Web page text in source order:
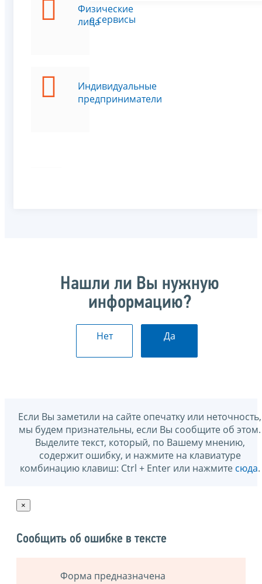
Физические
лица
Индивидуальные
предприниматели
Все сервисы
Нашли ли Вы нужную
информацию?
Нет Да
Если Вы заметили на сайте опечатку или неточность,
мы будем признательны, если Вы сообщите об этом.
Выделите текст, который, по Вашему мнению,
содержит ошибку, и нажмите на клавиатуре
комбинацию клавиш: Ctrl + Enter или нажмите сюда.
×
Сообщить об ошибке в тексте
Форма предназначена